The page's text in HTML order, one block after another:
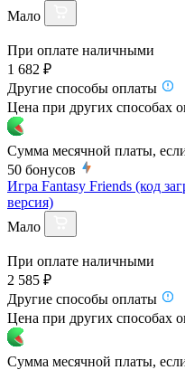
Мало
При оплате наличными
1 682 ₽
Другие способы оплаты
Цена при других способах
Сумма месячной платы,
50 бонусов
Игра Fantasy Friends (код
версия)
Мало
При оплате наличными
2 585 ₽
Другие способы оплаты
Цена при других способах
Сумма месячной платы,